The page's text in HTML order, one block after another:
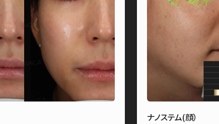
ナノステム(顔）